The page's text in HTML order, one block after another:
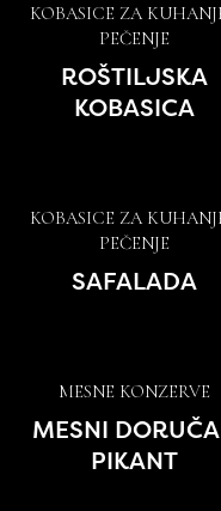
KOBASICE ZA
PEČENJE
ROŠTILJSKA
KOBASICA
KOBASICE ZA
PEČENJE
SAFALADA
MESNE KONZERVE
MESNI
PIKANT